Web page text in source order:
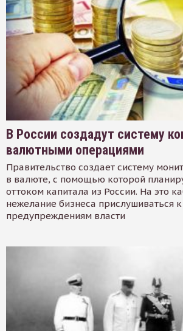
В России создадут систему
валютными операциями
Правительство создает систему
в валюте, с помощью которой
оттоком капитала из России. На это
нежелание бизнеса прислушиваться к
предупреждениям власти